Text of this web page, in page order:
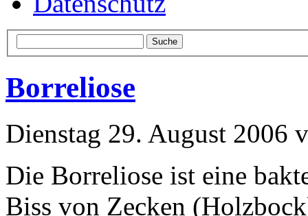
Borreliose
Dienstag 29. August 2006
Die Borreliose ist eine
Biss von Zecken